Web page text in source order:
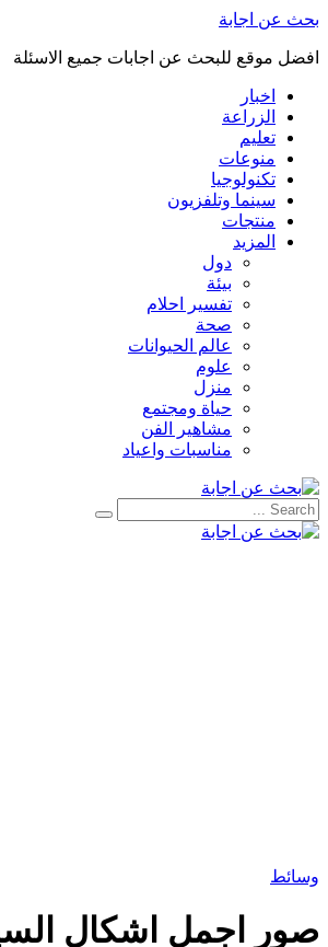
بحث عن اجابة
افضل موقع للبحث عن اجابات جميع الاسئلة
اخبار
الزراعة
تعليم
منوعات
تكنولوجيا
سينما وتلفزيون
منتجات
المزيد
دول
بيئة
تفسير احلام
صحة
عالم الحيوانات
علوم
منزل
حياة ومجتمع
مشاهير الفن
مناسبات واعياد
وسائط
صور اجمل اشكال